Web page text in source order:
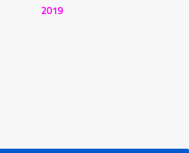
2019